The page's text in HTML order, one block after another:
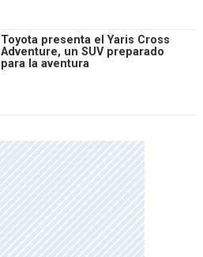
Toyota presenta el Yaris Cross
Adventure, un SUV preparado
para la aventura